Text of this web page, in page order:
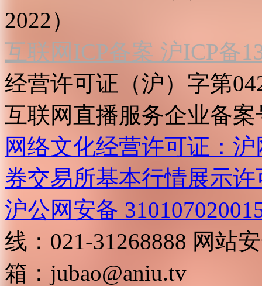
2022）
互联网ICP备案 沪ICP备
经营许可证（沪）字第
互联网直播服务企业备案
网络文化经营许可证：
券交易所基本行情展示许
沪公网安备
线：021-31268888 网站
箱： jubao@aniu.tv